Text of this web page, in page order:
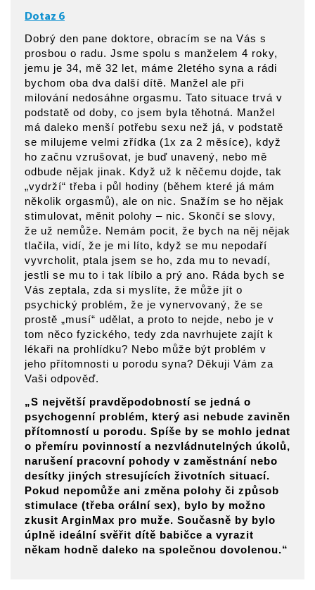
Dotaz 6
Dobrý den pane doktore, obracím se na Vás s
prosbou o radu. Jsme spolu s manželem 4 roky,
jemu je 34, mě 32 let, máme 2letého syna a rádi
bychom oba dva další dítě. Manžel ale při
milování nedosáhne orgasmu. Tato situace trvá v
podstatě od doby, co jsem byla těhotná. Manžel
má daleko menší potřebu sexu než já, v podstatě
se milujeme velmi zřídka (1x za 2 měsíce), když
ho začnu vzrušovat, je buď unavený, nebo mě
odbude nějak jinak. Když už k něčemu dojde, tak
„vydrží“ třeba i půl hodiny (během které já mám
několik orgasmů), ale on nic. Snažím se ho nějak
stimulovat, měnit polohy – nic. Skončí se slovy,
že už nemůže. Nemám pocit, že bych na něj nějak
tlačila, vidí, že je mi líto, když se mu nepodaří
vyvrcholit, ptala jsem se ho, zda mu to nevadí,
jestli se mu to i tak líbilo a prý ano. Ráda bych se
Vás zeptala, zda si myslíte, že může jít o
psychický problém, že je vynervovaný, že se
prostě „musí“ udělat, a proto to nejde, nebo je v
tom něco fyzického, tedy zda navrhujete zajít k
lékaři na prohlídku? Nebo může být problém v
jeho přítomnosti u porodu syna? Děkuji Vám za
Vaši odpověď.
„S největší pravděpodobností se jedná o
psychogenní problém, který asi nebude zaviněn
přítomností u porodu. Spíše by se mohlo jednat
o přemíru povinností a nezvládnutelných úkolů,
narušení pracovní pohody v zaměstnání nebo
desítky jiných stresujících životních situací.
Pokud nepomůže ani změna polohy či způsob
stimulace (třeba orální sex), bylo by možno
zkusit ArginMax pro muže. Současně by bylo
úplně ideální svěřit dítě babičce a vyrazit
někam hodně daleko na společnou dovolenou.“